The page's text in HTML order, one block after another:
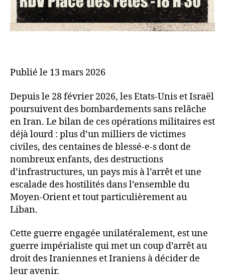
Publié le 13 mars 2026
Depuis le 28 février 2026, les Etats-Unis et Israël
poursuivent des bombardements sans relâche
en Iran. Le bilan de ces opérations militaires est
déjà lourd : plus d’un milliers de victimes
civiles, des centaines de blessé-e-s dont de
nombreux enfants, des destructions
d’infrastructures, un pays mis à l’arrêt et une
escalade des hostilités dans l’ensemble du
Moyen-Orient et tout particulièrement au
Liban.
Cette guerre engagée unilatéralement, est une
guerre impérialiste qui met un coup d’arrêt au
droit des Iraniennes et Iraniens à décider de
leur avenir.